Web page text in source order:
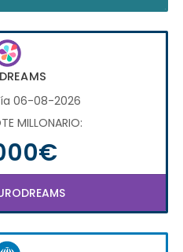
06-08-2026
MILLONARIO: